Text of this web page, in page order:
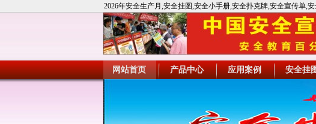
2026年安全生产月,安全挂图,安全小手册,安全扑克牌,安全宣传单,
全宣教用品,应急救援,急救包
网站首页 产品中心 应用案例 安全挂